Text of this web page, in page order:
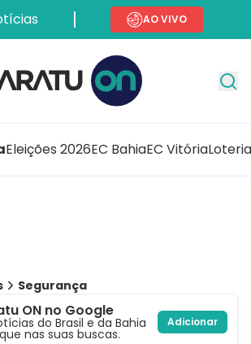
AO VIVO
Eleições 2026EC BahiaEC Vitória
Segurança
ON no Google
do Brasil e da Bahia
nas suas buscas.
Adicionar